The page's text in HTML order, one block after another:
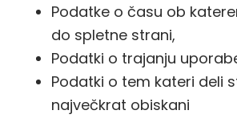
Podatke o času ob
do spletne strani,
Podatki o trajanju
Podatki o tem kateri deli
največkrat obiskani